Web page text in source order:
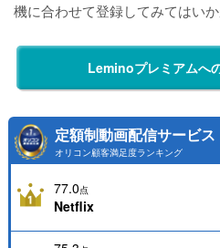
機に合わせて登録してみてはいか
Leminoプレミアムへ
定額制動画配信サービス
オリコン顧客満足度ランキング
77.0点
Netflix